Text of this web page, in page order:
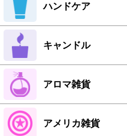
ハンドケア
キャンドル
アロマ雑貨
アメリカ雑貨